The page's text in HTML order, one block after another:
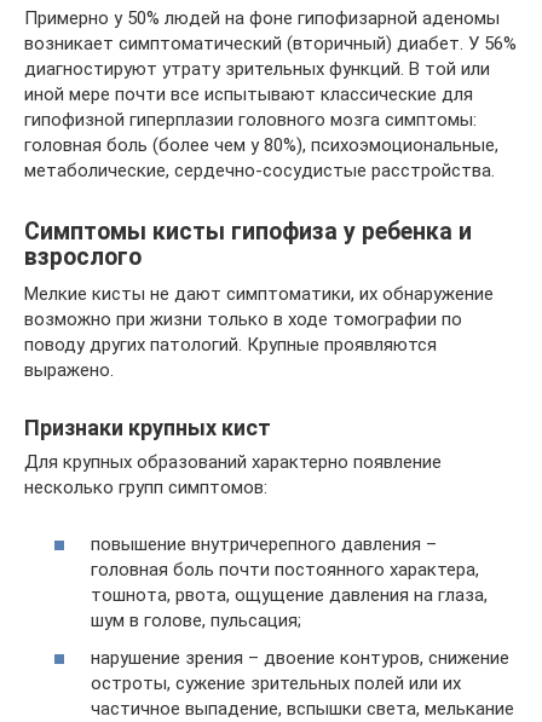
Примерно у 50% людей на фоне гипофизарной аденомы
возникает симптоматический (вторичный) диабет. У 56%
диагностируют утрату зрительных функций. В той или
иной мере почти все испытывают классические для
гипофизной гиперплазии головного мозга симптомы:
головная боль (более чем у 80%), психоэмоциональные,
метаболические, сердечно-сосудистые расстройства.
Симптомы кисты гипофиза у ребенка и
взрослого
Мелкие кисты не дают симптоматики, их обнаружение
возможно при жизни только в ходе томографии по
поводу других патологий. Крупные проявляются
выражено.
Признаки крупных кист
Для крупных образований характерно появление
несколько групп симптомов:
повышение внутричерепного давления –
головная боль почти постоянного характера,
тошнота, рвота, ощущение давления на глаза,
шум в голове, пульсация;
нарушение зрения – двоение контуров, снижение
остроты, сужение зрительных полей или их
частичное выпадение, вспышки света, мелькание